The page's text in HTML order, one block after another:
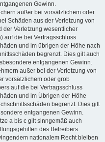
Gewinn.
außer bei vorsätzlichem oder
Schäden aus der Verletzung von
der Verletzung wesentlicher
auf die bei Vertragsschluss
und im übrigen der Höhe nach
begrenzt. Dies gilt auch
entgangenen Gewinn.
außer bei der Verletzung von
vorsätzlichem oder grob
auf die bei Vertragsschluss
und im Übrigen der Höhe
begrenzt. Dies gilt
entgangenen Gewinn.
a bis c gilt sinngemäß auch
des Betreibers.
nationalem Recht bleiben